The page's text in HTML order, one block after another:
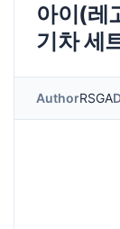
아이(레
기차 세
AuthorRSGA